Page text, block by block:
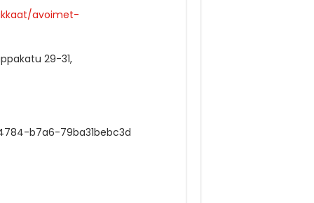
avoimet-
29-31,
b7a6-79ba31bebc3d